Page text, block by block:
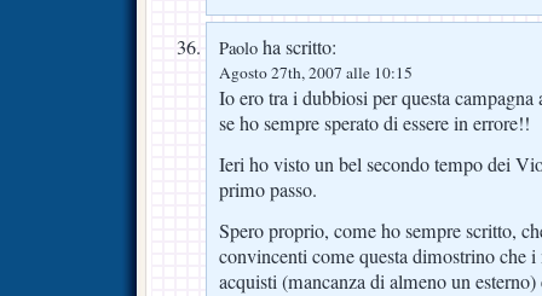
Paolo ha scritto:
Agosto 27th, 2007 alle 10:15
Io ero tra i dubbiosi per questa
se ho sempre sperato di essere in errore!!
Ieri ho visto un bel secondo tempo dei
primo passo.
Spero proprio, come ho sempre scritto,
convincenti come questa dimostrino che
acquisti (mancanza di almeno un